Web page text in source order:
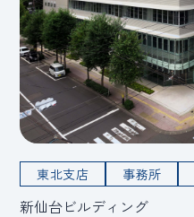
東北支店 事務所
新仙台ビルディング